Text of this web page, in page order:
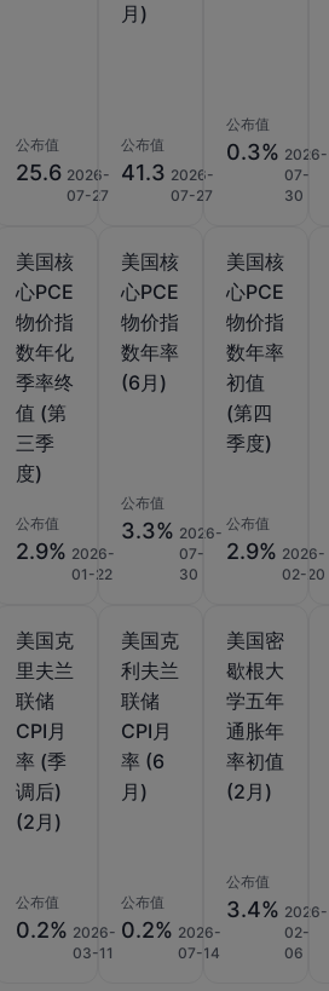
公布值
25.6 2026-
07-27
月)
公布值
41.3 2026-
07-27
公布值
0.3% 2026-
07-
30
美国核
心PCE
物价指
数年化
季率终
值 (第
三季
度)
公布值
2.9% 2026-
01-22
美国核
心PCE
物价指
数年率
(6月)
公布值
3.3% 2026-
07-
30
美国核
心PCE
物价指
数年率
初值
(第四
季度)
公布值
2.9% 2026-
02-20
美国克
里夫兰
联储
CPI月
率 (季
调后)
(2月)
公布值
0.2% 2026-
03-11
美国克
利夫兰
联储
CPI月
率 (6
月)
公布值
0.2% 2026-
07-14
美国密
歇根大
学五年
通胀年
率初值
(2月)
公布值
3.4% 2026-
02-
06